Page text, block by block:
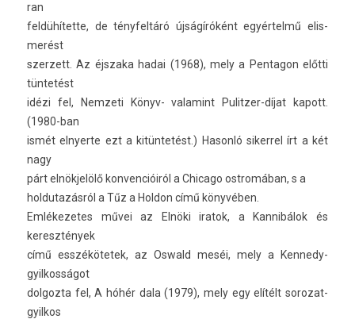
ran
feldühítette, de tényfel­táró újságíróként egyértelmű elis­
merést
szer­zett. Az éjszaka hadai (1968), mely a Pen­tagon előtti
tüntetést
idézi fel, Nem­zeti Könyv- valamint Pulitzer-díjat kapott.
(1980-ban
ismét el­nyer­te ezt a kitüntetést.) Hasonló siker­rel írt a két
nagy
párt elnökjelölő kon­vencióiról a Chicago ostromában, s a
hol­dutazás­ról a Tűz a Hol­don című könyvében.
Em­lékezetes művei az Elnöki ir­atok, a Kan­nibálok és
keresztények
című esszékötetek, az Os­wald meséi, mely a Kennedy-
gyilkosságot
dol­gozta fel, A hóhér dala (1979), mely egy elítélt sorozat­
gyil­kos